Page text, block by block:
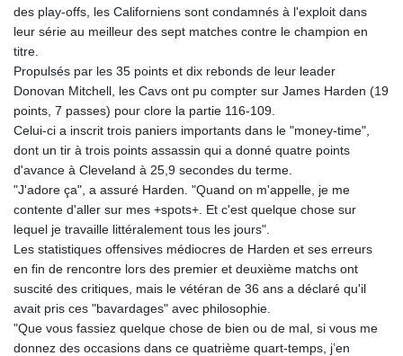
des play-offs, les Californiens sont condamnés à l'exploit dans
leur série au meilleur des sept matches contre le champion en
titre.
Propulsés par les 35 points et dix rebonds de leur leader
Donovan Mitchell, les Cavs ont pu compter sur James Harden (19
points, 7 passes) pour clore la partie 116-109.
Celui-ci a inscrit trois paniers importants dans le "money-time",
dont un tir à trois points assassin qui a donné quatre points
d'avance à Cleveland à 25,9 secondes du terme.
"J'adore ça", a assuré Harden. "Quand on m'appelle, je me
contente d'aller sur mes +spots+. Et c'est quelque chose sur
lequel je travaille littéralement tous les jours".
Les statistiques offensives médiocres de Harden et ses erreurs
en fin de rencontre lors des premier et deuxième matchs ont
suscité des critiques, mais le vétéran de 36 ans a déclaré qu'il
avait pris ces "bavardages" avec philosophie.
"Que vous fassiez quelque chose de bien ou de mal, si vous me
donnez des occasions dans ce quatrième quart-temps, j’en